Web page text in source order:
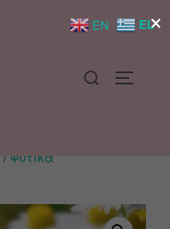
/ Φυτικά
×
EN EL